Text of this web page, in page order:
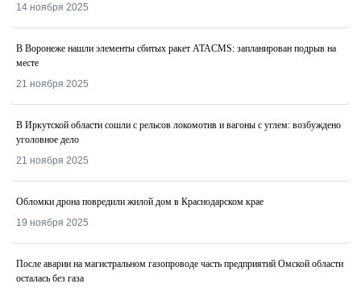
14 ноября 2025
В Воронеже нашли элементы сбитых ракет ATACMS: запланирован подрыв на
месте
21 ноября 2025
В Иркутской области сошли с рельсов локомотив и вагоны с углем: возбуждено
уголовное дело
21 ноября 2025
Обломки дрона повредили жилой дом в Краснодарском крае
19 ноября 2025
После аварии на магистральном газопроводе часть предприятий Омской области
осталась без газа